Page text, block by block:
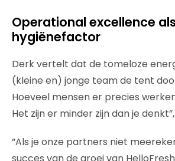
Operational excellence als
hygiënefactor
Derk vertelt dat de tomeloze
(kleine en) jonge team de tent
Hoeveel mensen er precies
Het zijn er minder zijn dan je
“Als je onze partners niet
succes van de groei van